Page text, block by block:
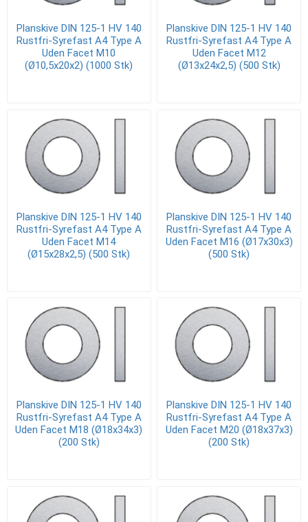
Planskive DIN 125-1 HV 140
Rustfri-Syrefast A4 Type A
Uden Facet M10
(Ø10,5x20x2) (1000 Stk)
Planskive DIN 125-1 HV 140
Rustfri-Syrefast A4 Type A
Uden Facet M12
(Ø13x24x2,5) (500 Stk)
Planskive DIN 125-1 HV 140
Rustfri-Syrefast A4 Type A
Uden Facet M14
(Ø15x28x2,5) (500 Stk)
Planskive DIN 125-1 HV 140
Rustfri-Syrefast A4 Type A
Uden Facet M16 (Ø17x30x3)
(500 Stk)
Planskive DIN 125-1 HV 140
Rustfri-Syrefast A4 Type A
Uden Facet M18 (Ø18x34x3)
(200 Stk)
Planskive DIN 125-1 HV 140
Rustfri-Syrefast A4 Type A
Uden Facet M20 (Ø18x37x3)
(200 Stk)